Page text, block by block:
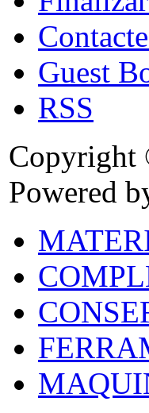
Guest
RSS
Copyright
Powered